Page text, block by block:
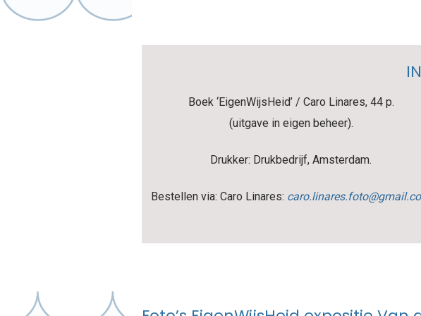
Boek ‘EigenWijsHeid’ / Caro Linares, 44 p.
(uitgave in eigen beheer).
Drukker: Drukbedrijf, Amsterdam.
Bestellen via: Caro Linares: